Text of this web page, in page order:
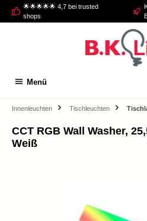
springen
🌟🌟🌟🌟🌟 4,7 bei trusted
shops
Menü
Innenleuchten Tischleuchten
CCT RGB Wall Washer,
Weiß